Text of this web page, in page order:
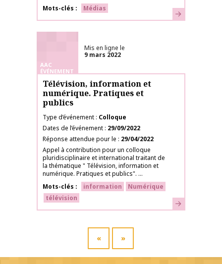
Mots-clés
Médias En savoir plus
AAC
ÉVÉNEMENT
Mis en ligne le
9 mars 2022
Télévision, information et
numérique. Pratiques et
publics
Type d’événement Colloque
Dates de l’événement 29/09/2022
Réponse attendue pour le
29/04/2022
Appel à contribution pour un colloque
pluridisciplinaire et international traitant de
la thématique " Télévision, information et
numérique. Pratiques et publics". ...
Mots-clés
information
Numérique
télévision
En savoir plus
« »